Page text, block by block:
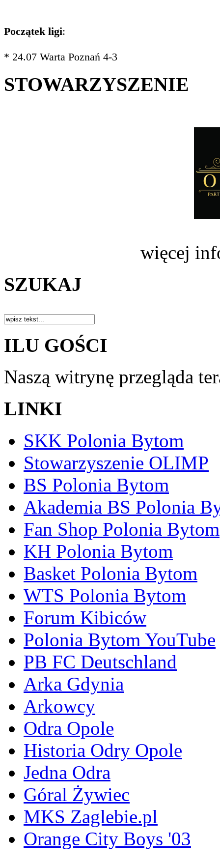
Początek ligi:
* 24.07 Warta Poznań 4-3
STOWARZYSZENIE
więcej
SZUKAJ
ILU GOŚCI
Naszą witrynę przegląda
LINKI
SKK Polonia Bytom
Stowarzyszenie OLIMP
BS Polonia Bytom
Akademia BS Polonia
Fan Shop Polonia Bytom
KH Polonia Bytom
Basket Polonia Bytom
WTS Polonia Bytom
Forum Kibiców
Polonia Bytom YouTube
PB FC Deutschland
Arka Gdynia
Arkowcy
Odra Opole
Historia Odry Opole
Jedna Odra
Góral Żywiec
MKS Zaglebie.pl
Orange City Boys '03